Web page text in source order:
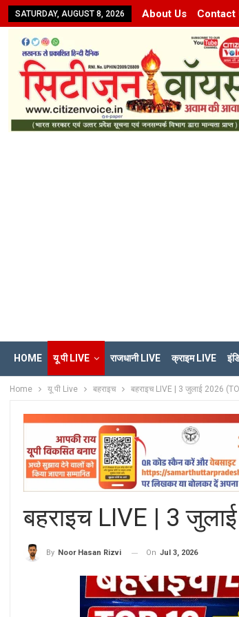
SATURDAY, AUGUST 8, 2026 About Us Contact
HOME यू पी LIVE राजधानी LIVE क्राइम LIVE
Home यू पी Live बहराइच बहराइच LIVE | 3 जुलाई 2026
बहराइच LIVE | 3
By Noor Hasan Rizvi On Jul 3, 2026